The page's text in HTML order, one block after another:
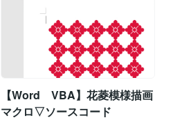
【Word VBA】花菱模様描画
マクロ▽ソースコード